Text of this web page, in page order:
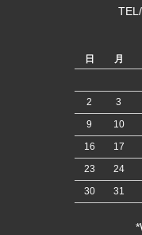
日
月
2
3
9
10
16
17
23
24
30
31